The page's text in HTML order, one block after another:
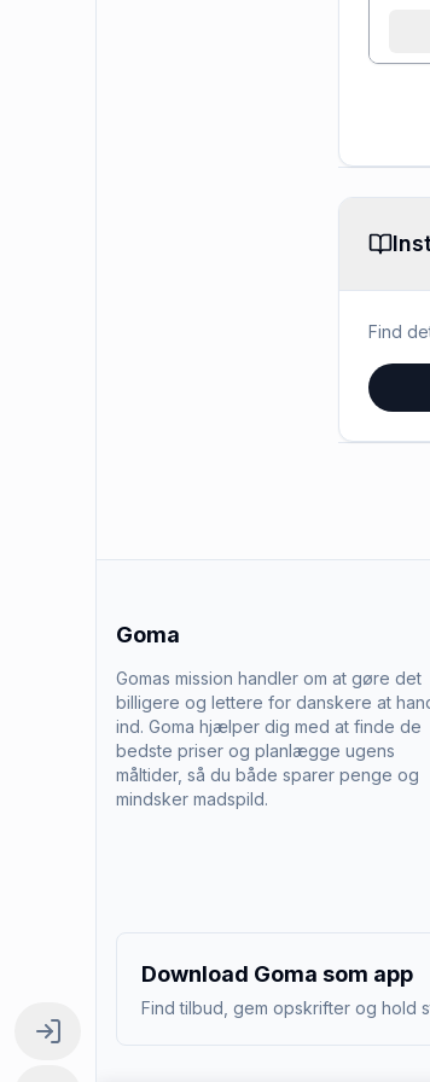
Log ind
Find
Goma
Gomas mission handler om at gøre det
billigere og lettere for danskere at
ind. Goma hjælper dig med at finde de
bedste priser og planlægge ugens
måltider, så du både sparer penge og
mindsker madspild.
Download Goma som app
Find tilbud, gem opskrifter og hold